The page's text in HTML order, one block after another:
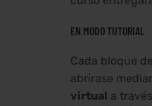
EN MODO TUTORIAL
Cada bloque
abrirase
virtual a